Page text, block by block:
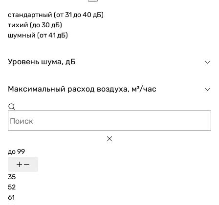
стандартный (от 31 до 40 дБ)
тихий (до 30 дБ)
шумный (от 41 дБ)
Уровень шума, дБ
Максимальный расход воздуха, м³/час
до 99
35
52
61